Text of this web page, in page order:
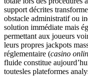
support décrites
obstacle administratif ou
solution immédiate mais
permettant aux joueurs
leurs propres jackpots
réglementaire (casino​
fluide constitue
toutesles plateformes